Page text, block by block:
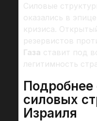
Силовые
оказались в
кризиса.
резервистов
Газа ставит под
легитимность
Подробнее
силовых
Израиля